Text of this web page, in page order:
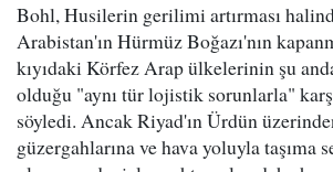
Bohl, Husilerin gerilimi artırması
Arabistan'ın Hürmüz Boğazı'nın
kıyıdaki Körfez Arap ülkelerinin şu
olduğu "aynı tür lojistik sorunlarla"
söyledi. Ancak Riyad'ın Ürdün
güzergahlarına ve hava yoluyla taşıma